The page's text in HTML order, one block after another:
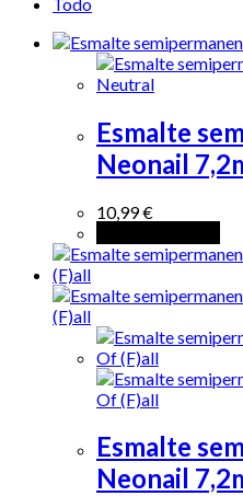
Esmalte
Neonail
10,99€
Esmalte
Neonail